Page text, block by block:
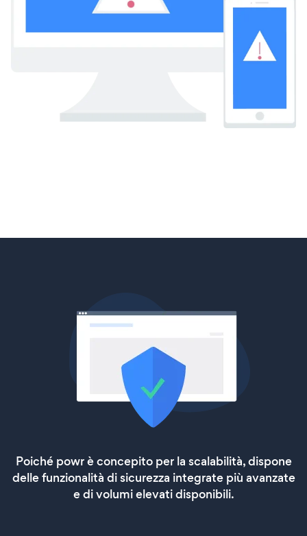
Poiché powr è concepito per la scalabilità, dispone
delle funzionalità di sicurezza integrate più avanzate
e di volumi elevati disponibili.